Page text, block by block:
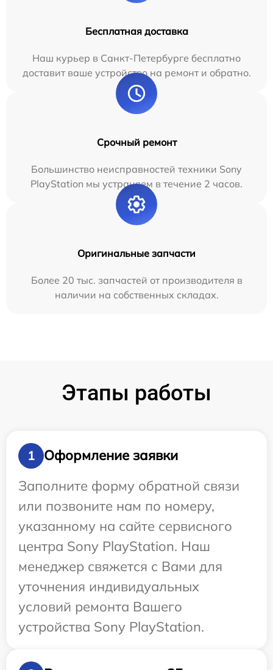
Бесплатная доставка
Наш курьер в Санкт-Петербурге бесплатно
доставит ваше устройство на ремонт и обратно.
Срочный ремонт
Большинство неисправностей техники Sony
PlayStation мы устраняем в течение 2 часов.
Оригинальные запчасти
Более 20 тыс. запчастей от производителя в
наличии на собственных складах.
Этапы работы
1
Оформление заявки
Заполните форму обратной связи
или позвоните нам по номеру,
указанному на сайте сервисного
центра Sony PlayStation. Наш
менеджер свяжется с Вами для
уточнения индивидуальных
условий ремонта Вашего
устройства Sony PlayStation.